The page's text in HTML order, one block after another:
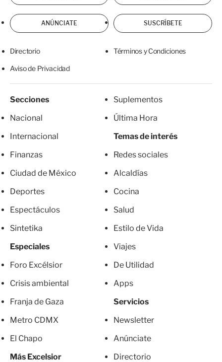
ANÚNCIATE SUSCRÍBETE
Directorio Términos y Condiciones
Aviso de Privacidad
Secciones
Nacional
Internacional
Finanzas
Ciudad de México
Deportes
Espectáculos
Sintetika
Especiales
Foro Excélsior
Crisis ambiental
Franja de Gaza
Metro CDMX
El Chapo
Más Excelsior
Suplementos
Última Hora
Temas de interés
Redes sociales
Alcaldías
Cocina
Salud
Estilo de Vida
Viajes
De Utilidad
Apps
Servicios
Newsletter
Anúnciate
Directorio